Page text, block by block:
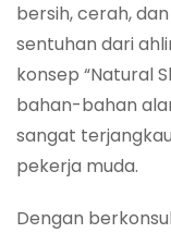
bersih, cerah,
sentuhan dari
konsep “Natural
bahan-bahan
sangat
pekerja muda.
Dengan